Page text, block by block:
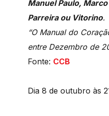
Manuel Paulo,
Parreira ou Vitorino.
“O Manual do
entre Dezembro de
Fonte: CCB
Dia 8 de outubro às